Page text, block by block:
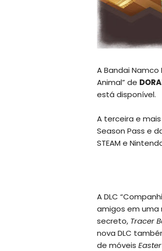
A Bandai
Animal” de
está disponível.
A terceira e
Season Pass e
STEAM e
A DLC
amigos em uma
secreto, Tracer
nova DLC
de móveis